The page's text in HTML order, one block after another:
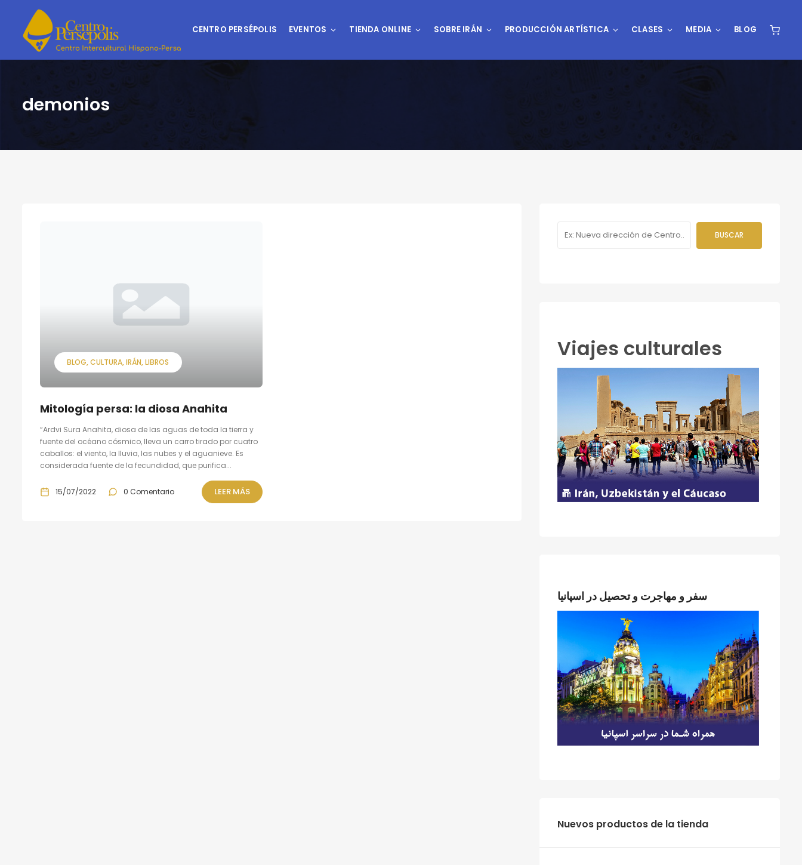
CENTRO PERSÉPOLIS EVENTOS TIENDA ONLINE SOBRE IRÁN PRODUCCIÓN ARTÍSTICA CLASES MEDIA BLOG
demonios
BLOG CULTURA IRÁN LIBROS
Mitología persa: la diosa Anahita
“Ardvi Sura Anahita, diosa de las aguas de toda la tierra y
fuente del océano cósmico, lleva un carro tirado por cuatro
caballos: el viento, la lluvia, las nubes y el aguanieve. Es
considerada fuente de la fecundidad, que purifica...
15/07/2022 0 Comentario LEER MÁS
Viajes culturales
سفر و مهاجرت و تحصیل در اسپانیا
‫‪Nuevos‬‬ ‫‪productos‬‬ ‫‪de‬‬ ‫‪la‬‬ ‫‪tienda‬‬